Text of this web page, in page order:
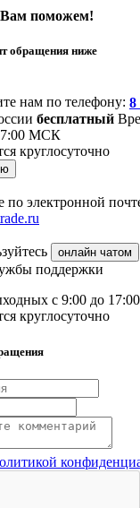
поможем!
обращения ниже
нам по телефону: 8
бесплатный
МСК
круглосуточно
по электронной
онлайн чатом
поддержки
с 9:00 до
круглосуточно